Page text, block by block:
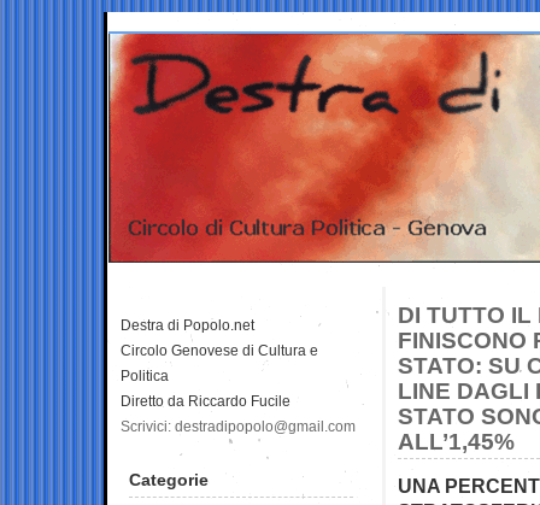
DI TUTTO IL
FINISCONO
STATO: SU
LINE DAGLI
STATO
ALL’1,45%
UNA
Destra di Popolo.net
Circolo Genovese di Cultura e
Politica
Diretto da Riccardo Fucile
Scrivici: destradipopolo@gmail.com
Categorie